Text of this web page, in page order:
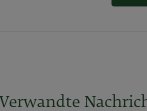
Verwandte